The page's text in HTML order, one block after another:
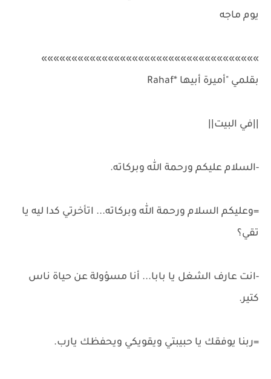
يوم ماجه
»»»»»»»»»»»»»»»»»»»»»»»»»»»»»»»»»»»»
بقلمي "أميرة أبيها *Rahaf
||في البيت||
-السلام عليكم ورحمة الله وبركاته.
=وعليكم السلام ورحمة الله وبركاته... اتأخرتي كدا ليه يا
تقي؟
-انت عارف الشغل يا بابا... أنا مسؤولة عن حياة ناس
كتير.
=ربنا يوفقك يا حبيبتي ويقويكي ويحفظك يارب.